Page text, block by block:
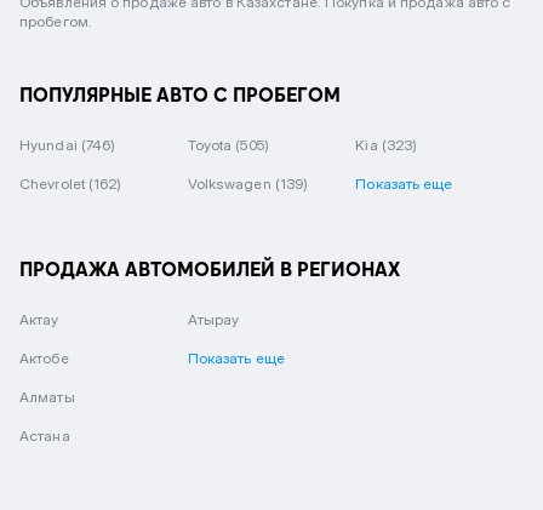
пробегом.
ПОПУЛЯРНЫЕ АВТО С ПРОБЕГОМ
Hyundai (746) Toyota (505) Kia (323)
Chevrolet (162) Volkswagen (139) Показать еще
ПРОДАЖА АВТОМОБИЛЕЙ В РЕГИОНАХ
Актау
Актобе
Алматы
Астана
Атырау
Показать еще